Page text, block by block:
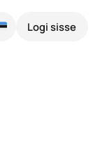
Logi sisse